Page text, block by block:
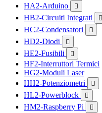
HA2-Arduino

HB2-Circuiti Integrati 
HC2-Condensatori 
HD2-Diodi 
HE2-Fusibili 
HF2-Interruttori Termici
HG2-Moduli Laser
HH2-Potenziometri

HL2-Powerblock 
HM2-Raspberry Pi 